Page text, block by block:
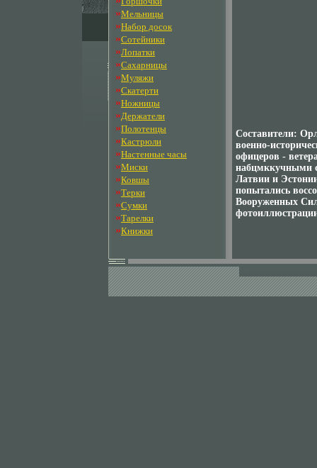
»Мельницы
»Набор досок
»Сотейники
»Лопатки
»Сахарницы
»Муляжи
»Скатерти
»Ножницы
»Держатели
»Полотенцы
»Кастрюли
»Настенные часы
»Миски
»Ковшы
»Терки
»Сумки
»Тарелки
»Книжки
Составители:
военно-
офицеров -
набцмккучными
Латвии и
попытались
Вооруженных